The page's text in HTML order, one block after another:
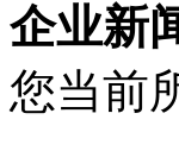
企业新
您当前